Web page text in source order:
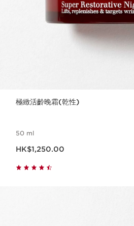
極緻活齡晚霜(乾性)
50 ml
HK$1,250.00